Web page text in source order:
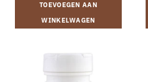
TOEVOEGEN AAN
WINKELWAGEN